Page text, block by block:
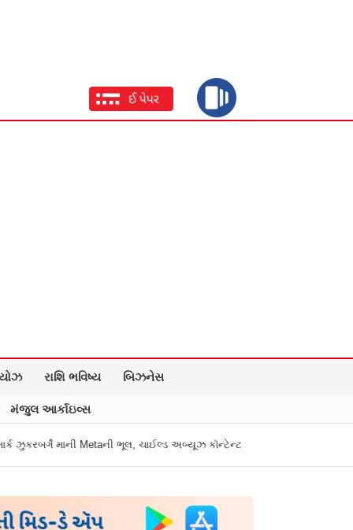
રાશિ ભવિષ્ય બિઝનેસ
મંજુલ આર્કાઇવ્સ
ભૂલ, ચાઈલ્ડ અબ્યૂઝ કૉન્ટેન્ટ અને ડીપફેક પર માગી માફી